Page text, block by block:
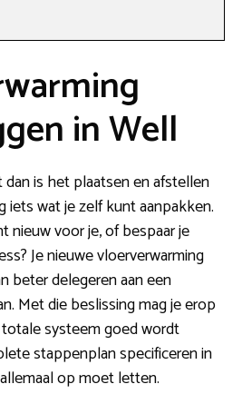
in Well
is het plaatsen en afstellen
iets wat je zelf kunt aanpakken.
nieuw voor je, of bespaar je
Je nieuwe vloerverwarming
beter delegeren aan een
Met die beslissing mag je erop
systeem goed wordt
stappenplan specificeren in
op moet letten.